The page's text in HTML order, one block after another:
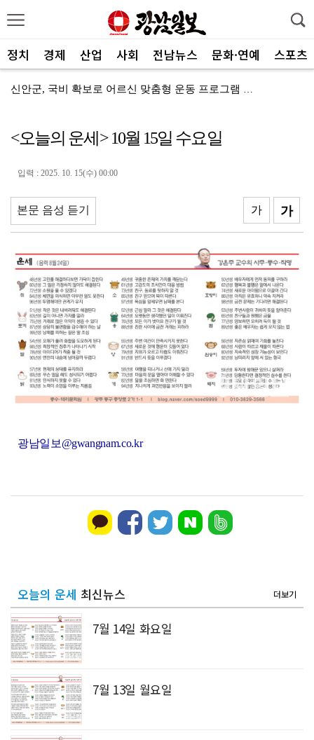
정치 경제 산업 사회 전남뉴스 문화·연예 스포츠
신안군, 국비 확보로 어르신 맞춤형 운동 프로그램 지속
전남광주통합특별시, 공공기관 유치 총력전 돌입
한 여름에 찾아온 산타…아동센터에 특별한 선물 전달
광주FC, 검증된 미드필더 김종석 영입
광주특별시 광산구, 반도체 주민 공론장 연다
'국강·장르 초월'…선선한 가을 'ACC 엑스뮤직페스티...
<오늘의 운세> 10월 15일 수요일
입력 : 2025. 10. 15(수) 00:00
본문 음성 듣기 가
가
광남일보@gwangnam.co.kr
오늘의 운세 최신뉴스 더보기
7월 14일 화요일
7월 13일 월요일